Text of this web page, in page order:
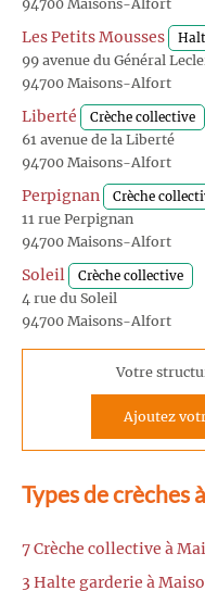
94700 Maisons-Alfort
Les Petits Mousses
99 avenue du Général
94700 Maisons-Alfort
Liberté Crèche collective
61 avenue de la Liberté
94700 Maisons-Alfort
Perpignan Crèche
11 rue Perpignan
94700 Maisons-Alfort
Soleil Crèche collective
4 rue du Soleil
94700 Maisons-Alfort
Votre
Ajoutez
Types de crèches
7 Crèche collective à
3 Halte garderie à